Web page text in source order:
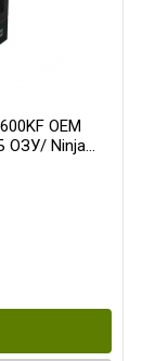
OEM
ОЗУ/ Ninja
HDMI 2/